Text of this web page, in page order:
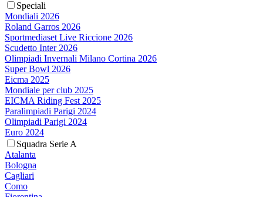
Speciali
Mondiali 2026
Roland Garros 2026
Sportmediaset Live Riccione 2026
Scudetto Inter 2026
Olimpiadi Invernali Milano Cortina 2026
Super Bowl 2026
Eicma 2025
Mondiale per club 2025
EICMA Riding Fest 2025
Paralimpiadi Parigi 2024
Olimpiadi Parigi 2024
Euro 2024
Squadra Serie A
Atalanta
Bologna
Cagliari
Como